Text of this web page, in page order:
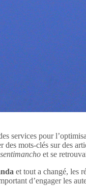
services pour
mots-clés sur des
sentimancho et se
et tout a changé, les
d’engager les